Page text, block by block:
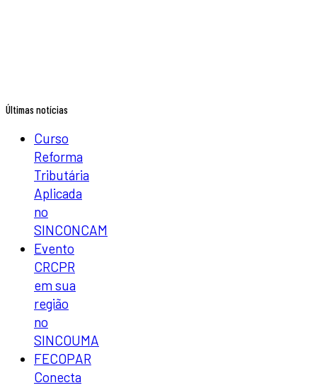
Últimas notícias
Curso
Reforma
Tributária
Aplicada
no
SINCONCAM
Evento
CRCPR
em sua
região
no
SINCOUMA
FECOPAR
Conecta